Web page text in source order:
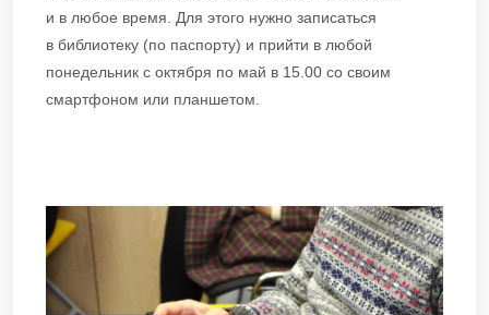
и в любое время. Для этого нужно записаться
в библиотеку (по паспорту) и прийти в любой
понедельник с октября по май в 15.00 со своим
смартфоном или планшетом.